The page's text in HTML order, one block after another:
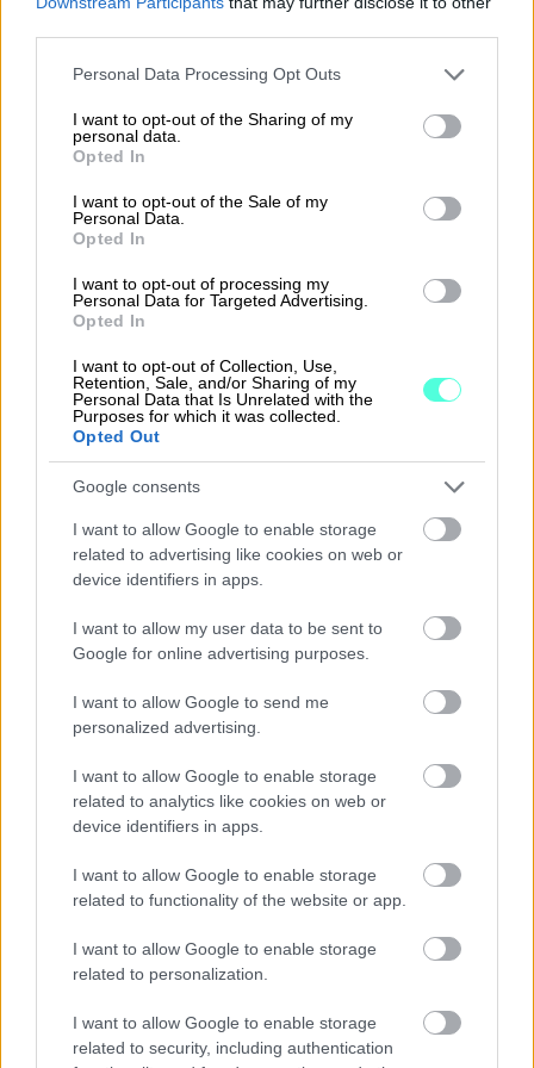
Please note that this website/app uses one or more Google
not limited to your visit or usage behaviour. You may click to
grant or deny consent to Google and its third-party tags to
use your data for below specified purposes in below Google
consent section.
Personal Data Processing Opt Outs
I want to opt-out of the Sharing of my
personal data.
Opted In
I want to opt-out of the Sale of my
Personal Data.
Opted In
I want to opt-out of processing my
Personal Data for Targeted Advertising.
Opted In
I want to opt-out of Collection, Use,
Retention, Sale, and/or Sharing of my
Personal Data that Is Unrelated with the
Purposes for which it was collected.
Opted Out
Google consents
I want to allow Google to enable storage
related to advertising like cookies on web or
device identifiers in apps.
I want to allow my user data to be sent to
Google for online advertising purposes.
I want to allow Google to send me
personalized advertising.
I want to allow Google to enable storage
related to analytics like cookies on web or
device identifiers in apps.
I want to allow Google to enable storage
related to functionality of the website or app.
I want to allow Google to enable storage
related to personalization.
I want to allow Google to enable storage
related to security, including authentication
Ratkaisut
Procountor
Sopimuskone
Finago Sign
Procountor Tallennus
Procountor Toiminnanohjaus